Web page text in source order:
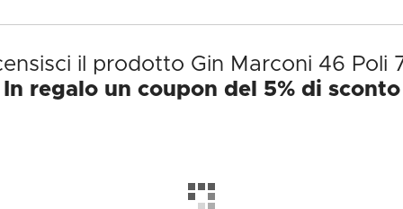
il prodotto Gin Marconi 46 Poli
In regalo un coupon del 5% di sconto